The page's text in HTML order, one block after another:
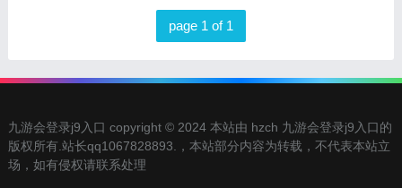
page 1 of 1
九游会登录j9入口 copyright © 2024 本站由 hzch 九游会登录j9入口的
版权所有.站长qq1067828893.，本站部分内容为转载，不代表本站立
场，如有侵权请联系处理